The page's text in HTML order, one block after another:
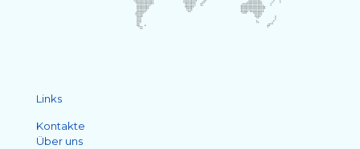
Links
Kontakte
Über uns